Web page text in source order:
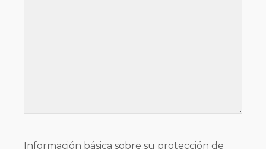
Información básica sobre su protección de